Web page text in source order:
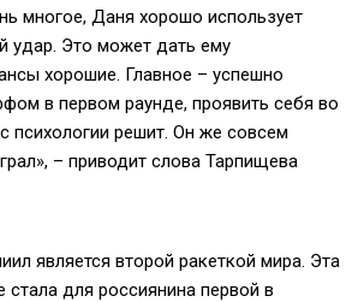
многое, Даня хорошо использует
удар. Это может дать ему
хорошие. Главное – успешно
в первом раунде, проявить себя во
психологии решит. Он же совсем
– приводит слова Тарпищева
является второй ракеткой мира. Эта
стала для россиянина первой в